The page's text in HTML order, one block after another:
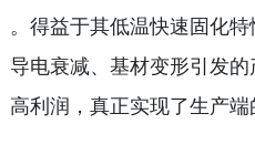
。得益于其低温快速固化
导电衰减、基材变形引发
高利润，真正实现了生产端